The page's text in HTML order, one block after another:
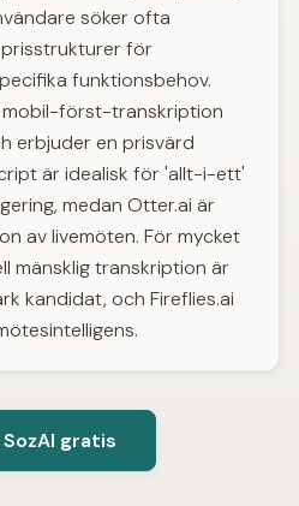
söker ofta
för
funktionsbehov.
mobil-först-transkription
erbjuder en prisvärd
är idealisk för 'allt-i-ett'
medan Otter.ai är
av livemöten. För mycket
mänsklig transkription är
kandidat, och Fireflies.ai
gratis